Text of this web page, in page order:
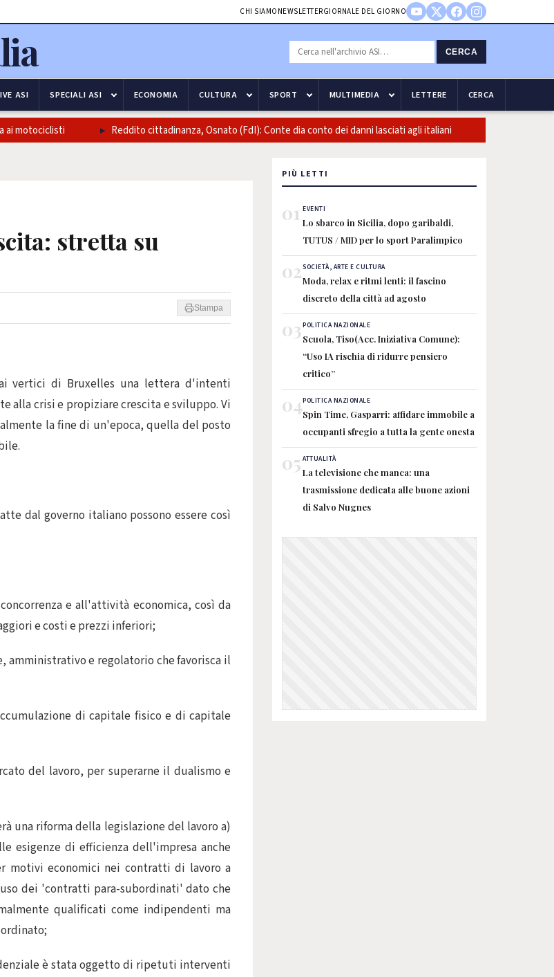
CHI SIAMO NEWSLETTERGIORNALE DEL GIORNO
CERCA
ASI SPECIALI ASI ECONOMIA CULTURA SPORT MULTIMEDIA LETTERE CERCA
Reddito cittadinanza, Osnato (FdI): Conte dia conto dei danni lasciati agli italiani
stretta su
Stampa
vertici di Bruxelles una lettera d'intenti
alla crisi e propiziare crescita e sviluppo. Vi
la fine di un'epoca, quella del posto
dal governo italiano possono essere così
e all'attività economica, così da
e costi e prezzi inferiori;
e regolatorio che favorisca il
di capitale fisico e di capitale
del lavoro, per superarne il dualismo e
una riforma della legislazione del lavoro a)
esigenze di efficienza dell'impresa anche
motivi economici nei contratti di lavoro a
dei 'contratti para-subordinati' dato che
qualificati come indipendenti ma
è stata oggetto di ripetuti interventi
PIÙ LETTI
01 EVENTI
Lo sbarco in Sicilia, dopo garibaldi,
TUTUS / MID per lo sport Paralimpico
02SOCIETÀ, ARTE E CULTURA
Moda, relax e ritmi lenti: il fascino
discreto della città ad agosto
03POLITICA NAZIONALE
Scuola, Tiso(Acc. Iniziativa Comune):
“Uso IA rischia di ridurre pensiero
critico”
04POLITICA NAZIONALE
Spin Time, Gasparri: affidare immobile a
occupanti sfregio a tutta la gente onesta
05 ATTUALITÀ
La televisione che manca: una
trasmissione dedicata alle buone azioni
di Salvo Nugnes